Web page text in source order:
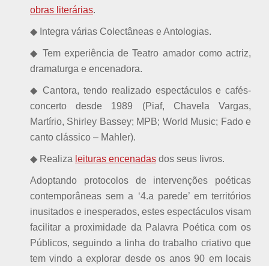
obras literárias.
◆ Integra várias Colectâneas e Antologias.
◆ Tem experiência de Teatro amador como actriz,
dramaturga e encenadora.
◆ Cantora, tendo realizado espectáculos e cafés-
concerto desde 1989 (Piaf, Chavela Vargas,
Martírio, Shirley Bassey; MPB; World Music; Fado e
canto clássico – Mahler).
◆ Realiza leituras encenadas dos seus livros.
Adoptando protocolos de intervenções poéticas
contemporâneas sem a ‘4.a parede’ em territórios
inusitados e inesperados, estes espectáculos visam
facilitar a proximidade da Palavra Poética com os
Públicos, seguindo a linha do trabalho criativo que
tem vindo a explorar desde os anos 90 em locais